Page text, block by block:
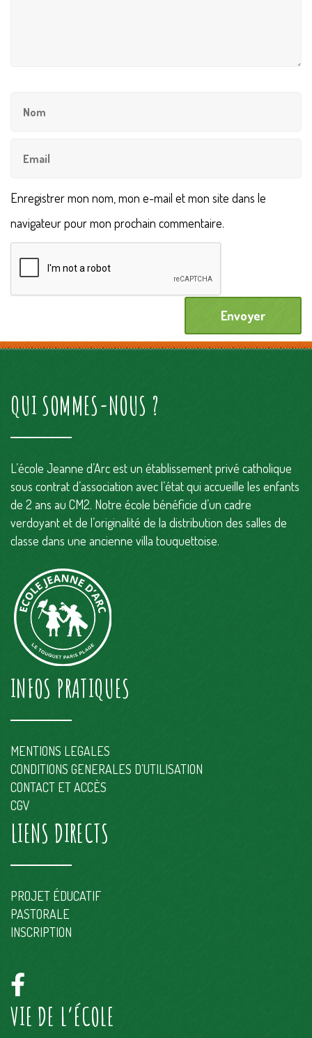
Enregistrer mon nom, mon e-mail et mon site dans le
navigateur pour mon prochain commentaire.
QUI SOMMES-NOUS ?
L’école Jeanne d’Arc est un établissement privé catholique
sous contrat d’association avec l’état qui accueille les enfants
de 2 ans au CM2. Notre école bénéficie d’un cadre
verdoyant et de l’originalité de la distribution des salles de
classe dans une ancienne villa touquettoise.
INFOS PRATIQUES
MENTIONS LEGALES
CONDITIONS GENERALES D’UTILISATION
CONTACT ET ACCÈS
CGV
LIENS DIRECTS
PROJET ÉDUCATIF
PASTORALE
INSCRIPTION
VIE DE L’ÉCOLE